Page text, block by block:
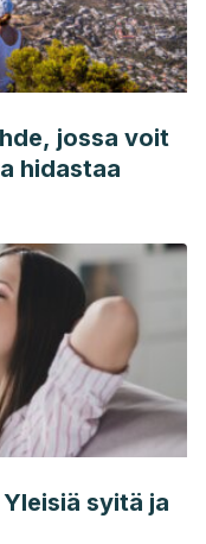
T. Paradoxical
of Personality and
el 16 de
en.
jossa voit
hidastaa
syitä ja